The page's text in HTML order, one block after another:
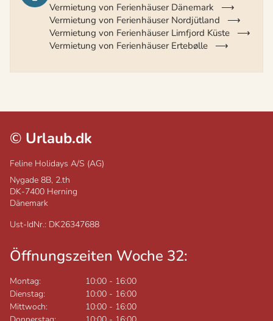
Vermietung von Ferienhäuser Dänemark
Vermietung von Ferienhäuser Nordjütland
Vermietung von Ferienhäuser Limfjord Küste
Vermietung von Ferienhäuser Ertebølle
© Urlaub.dk
Feline Holidays A/S (AG)
Nygade 8B, 2.th
DK-7400 Herning
Dänemark
Ust-IdNr.: DK26347688
Öffnungszeiten Woche 32:
Montag: 10:00 - 16:00
Dienstag:
10:00 - 16:00
Mittwoch:
10:00 - 16:00